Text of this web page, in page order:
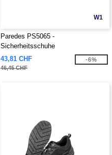
W1
Paredes PS5065 -
Sicherheitsschuhe
43,81 CHF
46,45 CHF
-6%